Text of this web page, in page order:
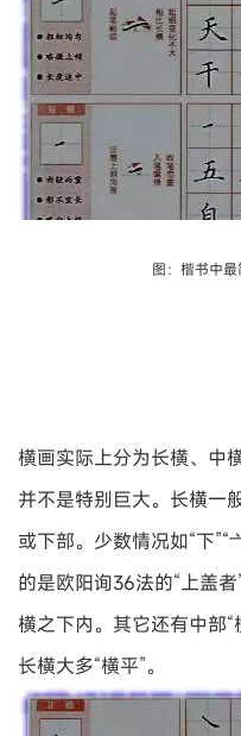
图：楷书中最
横画实际上分为长横、中
并不是特别巨大。长横一
或下部。少数情况如“下
的是欧阳询36法的“上盖
横之下内。其它还有中部“
长横大多“横平”。